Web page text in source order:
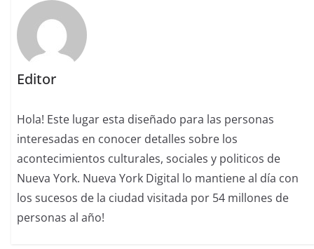
Editor
Hola! Este lugar esta diseñado para las personas
interesadas en conocer detalles sobre los
acontecimientos culturales, sociales y politicos de
Nueva York. Nueva York Digital lo mantiene al día con
los sucesos de la ciudad visitada por 54 millones de
personas al año!